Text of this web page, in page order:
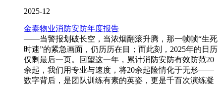
2025-12
金泰物业消防安防年度报告
——当警报划破长空，当浓烟翻滚升腾，那一帧帧“生死
时速”的紧急画面，仍历历在目；而此刻，2025年的日历
仅剩最后一页。回望这一年，累计消防安防有效防范20
余起，我们用专业与速度，将20余起险情化于无形——
数字背后，是团队训练有素的英姿，更是千百次演练凝